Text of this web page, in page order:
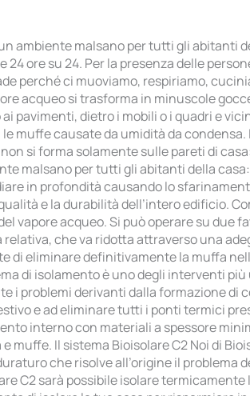
ambiente malsano per tutti gli
ore su 24. Per la presenza delle
perché ci muoviamo, respiriamo,
acqueo si trasforma in minuscole
pavimenti, dietro i mobili o i quadri e
causate da umidità da
si forma solamente sulle pareti di
malsano per tutti gli abitanti della
in profondità causando lo
e la durabilità dell’intero edificio.
vapore acqueo. Si può operare su
che va ridotta attraverso una
di eliminare definitivamente la muffa
di isolamento è uno degli interventi
problemi derivanti dalla formazione di
e ad eliminare tutti i ponti termici
interno con materiali a spessore
muffe. Il sistema Bioisolare C2 Noi di
che risolve all’origine il
C2 sarà possibile isolare